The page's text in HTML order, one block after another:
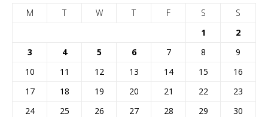
M
T W T F S
S
1
2
3
4 5 6 7 8
9
10
11 12 13 14 15
16
17
18 19 20 21 22
23
24
25 26 27 28 29
30